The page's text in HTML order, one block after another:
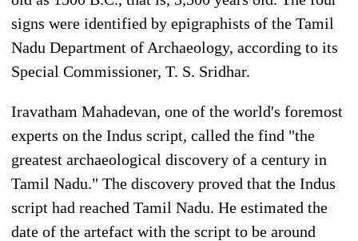
signs were identified by epigraphists of the Tamil
Nadu Department of Archaeology, according to its
Special Commissioner, T. S. Sridhar.
Iravatham Mahadevan, one of the world's foremost
experts on the Indus script, called the find "the
greatest archaeological discovery of a century in
Tamil Nadu." The discovery proved that the Indus
script had reached Tamil Nadu. He estimated the
date of the artefact with the script to be around